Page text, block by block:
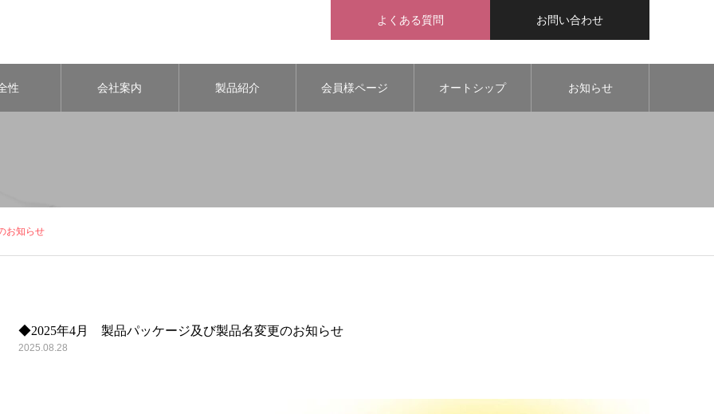
よくある質問 お問い合わせ
性 会社案内 製品紹介 会員様ページ オートシップ お知らせ
お知らせ
◆2025年4月 製品パッケージ及び製品名変更のお知らせ
2025.08.28